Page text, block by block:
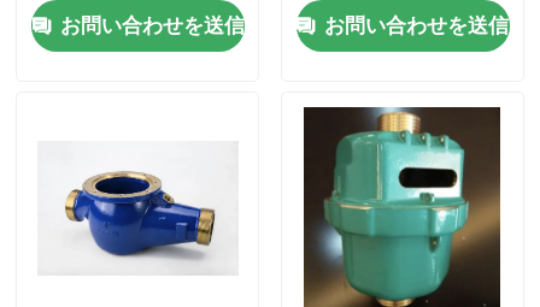
プロダクト
私達について
お問い合わせを送信
お問い合わせを送信